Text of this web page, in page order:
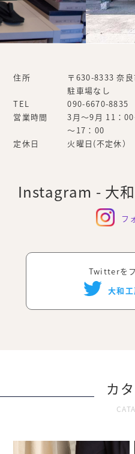
住所 〒630-8333 奈
駐車場なし
TEL
090-6670-8835
営業時間
3月～9月 11：
～17：00
定休日
火曜日(不定休）
Instagram - 大
フ
Twitterを
大和
カ